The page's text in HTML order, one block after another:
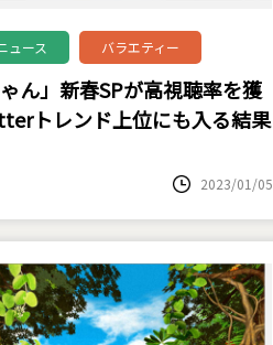
ュース バラエティー
ゃん」新春SPが高視聴率を獲
トレンド上位にも入る結果
2023/01/05